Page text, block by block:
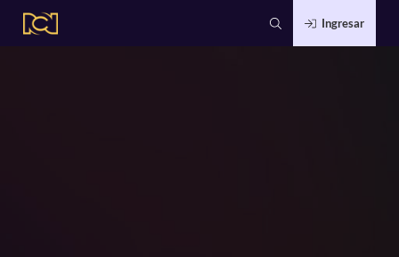
Ingresar